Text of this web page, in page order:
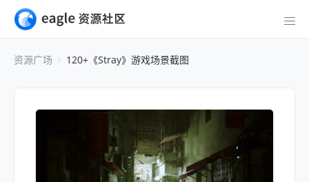
资源广场 120+《Stray》游戏场景截图